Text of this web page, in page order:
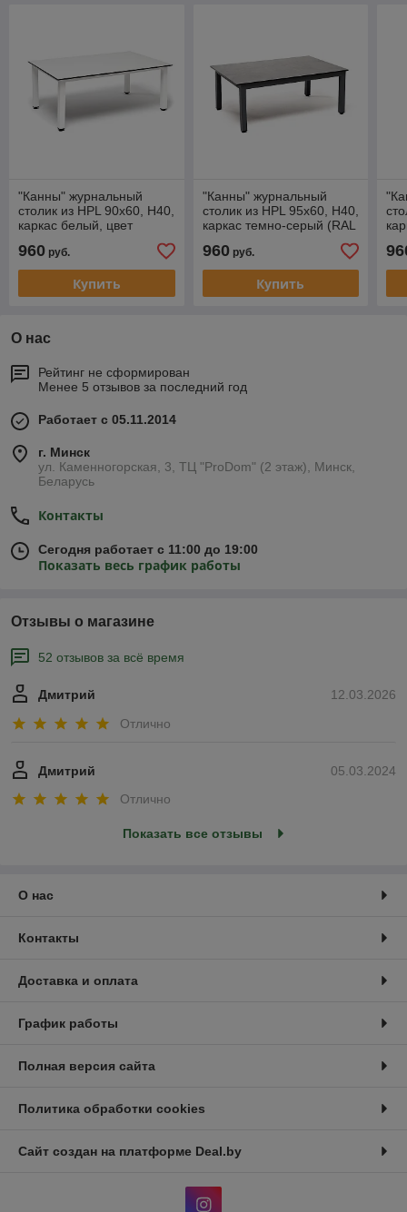
"Канны" журнальный
столик из HPL 90х60, H40,
каркас белый, цвет
столешницы "молочный"
960 руб.
Купить
"Канны" журнальный
столик из HPL 95х60, H40,
каркас темно-серый (RAL
столешницы "серый
960руб.
Купить
О нас
Рейтинг не сформирован
Менее 5 отзывов за последний год
Работает с 05.11.2014
г. Минск
ул. Каменногорская, 3, ТЦ "ProDom" (2 этаж), Минск,
Беларусь
Контакты
Сегодня работает с 11:00 до 19:00
Показать весь график работы
Отзывы о магазине
52 отзывов за всё время
12.03.2026
Дмитрий
Отлично
05.03.2024
Дмитрий
Отлично
Показать все отзывы
О нас
Контакты
Доставка и оплата
График работы
Полная версия сайта
Политика обработки cookies
Сайт создан на платформе Deal.by